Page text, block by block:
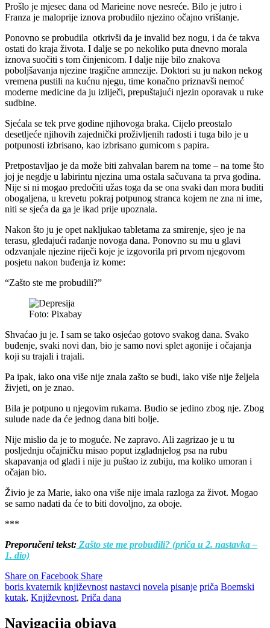
Prošlo je mjesec dana od Marieine nove nesreće. Bilo je jutro i
Franza je maloprije iznova probudilo njezino očajno vrištanje.
Ponovno se probudila otkrivši da je invalid bez nogu, i da će takva
ostati do kraja života. I dalje se po nekoliko puta dnevno morala
iznova suočiti s tom činjenicom. I dalje nije bilo znakova
poboljšavanja njezine tragične amnezije. Doktori su ju nakon nekog
vremena pustili na kućnu njegu, time konačno priznavši nemoć
moderne medicine da ju izliječi, prepuštajući njezin oporavak u ruke
sudbine.
Sjećala se tek prve godine njihovoga braka. Cijelo preostalo
desetljeće njihovih zajednički proživljenih radosti i tuga bilo je u
potpunosti izbrisano, kao izbrisano gumicom s papira.
Pretpostavljao je da može biti zahvalan barem na tome – na tome što
joj je negdje u labirintu njezina uma ostala sačuvana ta prva godina.
Nije si ni mogao predočiti užas toga da se ona svaki dan mora buditi
obogaljena, u krevetu pokraj potpunog stranca kojem ne zna ni ime,
niti se sjeća da ga je ikad prije upoznala.
Nakon što ju je opet nakljukao tabletama za smirenje, sjeo je na
terasu, gledajući rađanje novoga dana. Ponovno su mu u glavi
odzvanjale njezine riječi koje je izgovorila pri prvom njegovom
posjetu nakon buđenja iz kome:
“Zašto ste me probudili?”
Foto: Pixabay
Shvaćao ju je. I sam se tako osjećao gotovo svakog dana. Svako
buđenje, svaki novi dan, bio je samo novi splet agonije i očajanja
koji su trajali i trajali.
Pa ipak, iako ona više nije znala zašto se budi, iako više nije željela
živjeti, on je znao.
Bila je potpuno u njegovim rukama. Budio se jedino zbog nje. Zbog
sulude nade da će jednog dana biti bolje.
Nije mislio da je to moguće. Ne zapravo. Ali zagrizao je u tu
posljednju očajničku misao poput izgladnjelog psa na rubu
skapavanja od gladi i nije ju puštao iz zubiju, ma koliko umoran i
očajan bio.
Živio je za Marie, iako ona više nije imala razloga za život. Mogao
se samo nadati da će to biti dovoljno, za oboje.
***
Preporučeni tekst: Zašto ste me probudili? (priča u 2. nastavka –
1. dio)
Share on Facebook Share
boris kvaternik književnost nastavci novela pisanje priča Boemski
kutak, Književnost, Priča dana
Navigacija objava